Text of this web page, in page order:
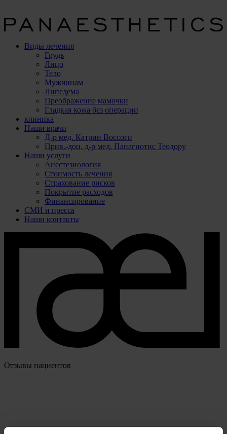
Виды лечения
Грудь
Лицо
Тело
Мужчинам
Липедема
Преображение мамочки
Гладкая кожа без операции
клиника
Наши врачи
Д-р мед. Катрин Воссоги
Прив.-доц. д-р мед. Панагиотис Теодору
Наши услуги
Анестезиология
Стоимость лечения
Страхование рисков
Покрытие расходов
Финансирование
СМИ и пресса
Наши контакты
Отзывы пациентов